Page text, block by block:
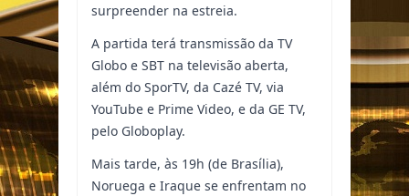
surpreender na estreia.
A partida terá transmissão da TV
Globo e SBT na televisão aberta,
além do SporTV, da Cazé TV, via
YouTube e Prime Video, e da GE TV,
pelo Globoplay.
Mais tarde, às 19h (de Brasília),
Noruega e Iraque se enfrentam no